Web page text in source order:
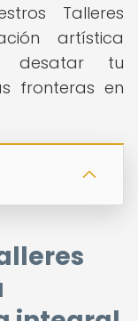
Talleres
artística
desatar tu
fronteras en